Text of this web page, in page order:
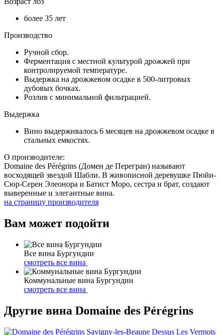
более 35 лет
Производство
Ручной сбор.
Ферментация с местной культурой дрожжей при
контролируемой температуре.
Выдержка на дрожжевом осадке в 500-литровых
дубовых бочках.
Розлив с минимальной фильтрацией.
Выдержка
Вино выдерживалось 6 месяцев на дрожжевом осадке в
стальных емкостях.
О производителе:
Domaine des Pérégrins (Домен де Перегран) называют
восходящей звездой Шабли. В живописной деревушке Пюйи-
Сюр-Серен Элеонора и Батист Моро, сестра и брат, создают
выверенные и элегантные вина.
на страницу производителя
Вам может подойти
Все вина Бургундии
смотреть все вина
Коммунальные вина Бургундии
смотреть все вина
Другие вина Domaine des Pérégrins